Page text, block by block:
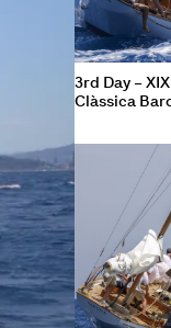
3rd Day –
Clàssica